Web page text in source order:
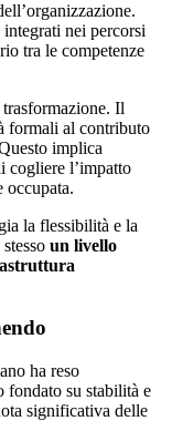
nei percorsi
tra le competenze
Il
formali al contributo
implica
cogliere l’impatto
occupata.
la flessibilità e la
un livello
ha reso
fondato su stabilità e
significativa delle